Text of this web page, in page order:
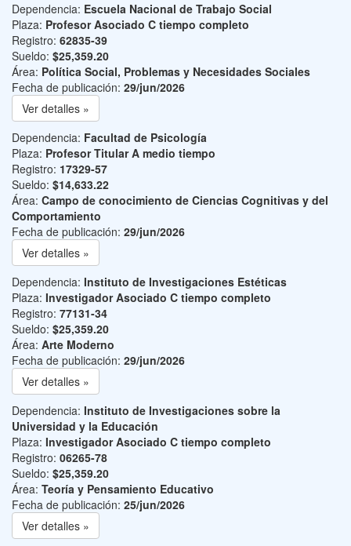
Dependencia: Escuela Nacional de Trabajo Social
Plaza: Profesor Asociado C tiempo completo
Registro: 62835-39
Sueldo: $25,359.20
Área: Política Social, Problemas y Necesidades Sociales
Fecha de publicación: 29/jun/2026
Ver detalles »
Dependencia: Facultad de Psicología
Plaza: Profesor Titular A medio tiempo
Registro: 17329-57
Sueldo: $14,633.22
Área: Campo de conocimiento de Ciencias Cognitivas y del
Comportamiento
Fecha de publicación: 29/jun/2026
Ver detalles »
Dependencia: Instituto de Investigaciones Estéticas
Plaza: Investigador Asociado C tiempo completo
Registro: 77131-34
Sueldo: $25,359.20
Área: Arte Moderno
Fecha de publicación: 29/jun/2026
Ver detalles »
Dependencia: Instituto de Investigaciones sobre la
Universidad y la Educación
Plaza: Investigador Asociado C tiempo completo
Registro: 06265-78
Sueldo: $25,359.20
Área: Teoría y Pensamiento Educativo
Fecha de publicación: 25/jun/2026
Ver detalles »